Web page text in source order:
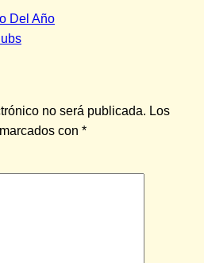
Del Año
no será publicada. Los
con *